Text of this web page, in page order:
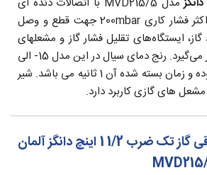
سایز 1/2 1 اینچ و حداکثر فشار کاری 200mbar جهت قطع و وصل
ایستگاه‌های تقلیل فشار گاز و مشعلهای
گازی مورد استفاده قرار می‌گیرد. رنج دمای سیال در این مدل 15- الی
60+ درجه سانتیگراد بوده و زمان بسته شده آن 1 ثانیه می باشد. شیر
های گازی کاربرد دارد.
ویژگی های شیر برقی گاز تک ضرب 1/2 1 اینچ دانگز آلمان